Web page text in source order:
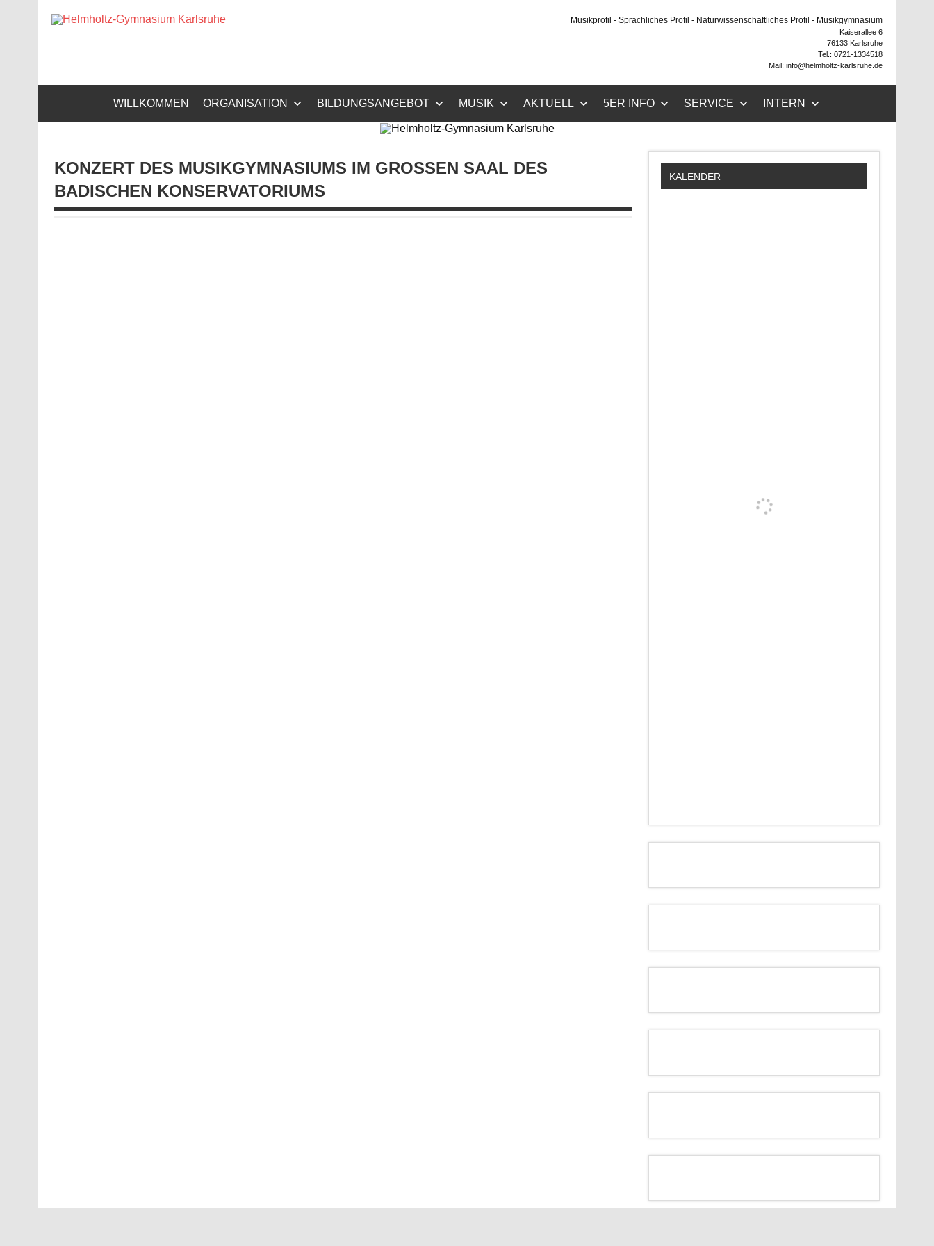
Helmholtz-Gymnasium KarlsruheMusikprofil - Sprachliches Profil - Naturwissenschaftliches Profil - Musikgymnasium
Kaiserallee 6
76133 Karlsruhe
Tel.: 0721-1334518
Mail: info@helmholtz-karlsruhe.de
WILLKOMMEN ORGANISATION BILDUNGSANGEBOT MUSIK AKTUELL 5ER INFO SERVICE INTERN
KONZERT DES MUSIKGYMNASIUMS IM GROSSEN SAAL DES B
ADISCHEN KONSERVATORIUMS
KALENDER